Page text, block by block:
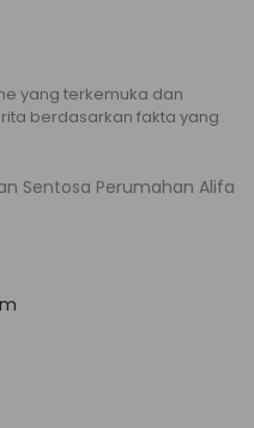
yang terkemuka dan
berdasarkan fakta yang
Sentosa Perumahan Alifa